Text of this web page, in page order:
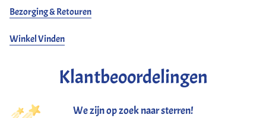
Bezorging & Retouren
Winkel Vinden
Klantbeoordelingen
We zijn op zoek naar sterren!